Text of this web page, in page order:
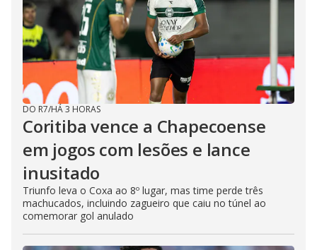
DO R7/HÁ 3 HORAS
Coritiba vence a Chapecoense
em jogos com lesões e lance
inusitado
Triunfo leva o Coxa ao 8º lugar, mas time perde três
machucados, incluindo zagueiro que caiu no túnel ao
comemorar gol anulado